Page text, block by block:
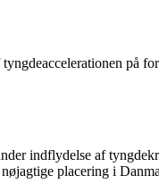
på
indflydelse af
placering i